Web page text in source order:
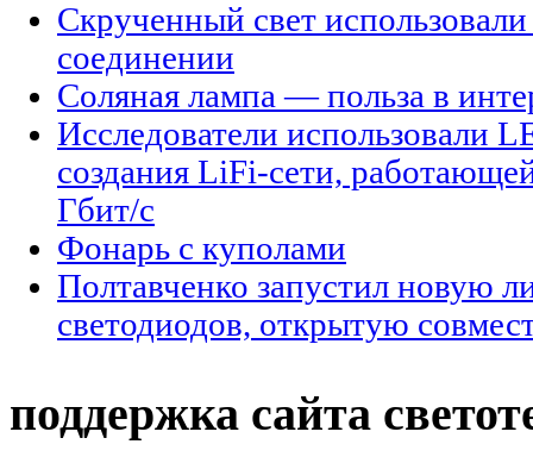
Скрученный свет
соединении
Соляная лампа — польза в
Исследователи использовали
создания LiFi-сети,
Гбит/с
Фонарь с куполами
Полтавченко запустил новую
светодиодов, открытую
поддержка сайта